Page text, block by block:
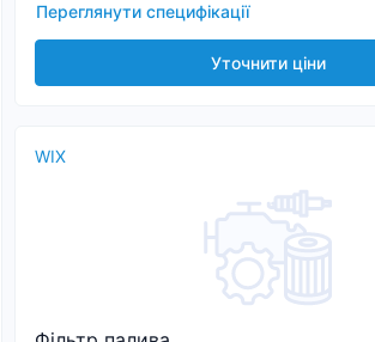
Переглянути специфікації
Уточнити ціни
WIX